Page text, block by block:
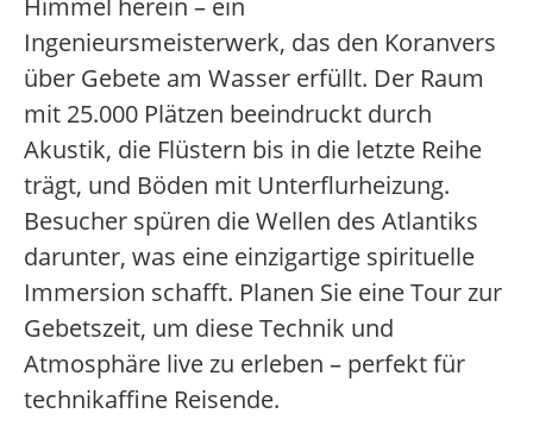
Himmel herein – ein
Ingenieursmeisterwerk, das den Koranvers
über Gebete am Wasser erfüllt. Der Raum
mit 25.000 Plätzen beeindruckt durch
Akustik, die Flüstern bis in die letzte Reihe
trägt, und Böden mit Unterflurheizung.
Besucher spüren die Wellen des Atlantiks
darunter, was eine einzigartige spirituelle
Immersion schafft. Planen Sie eine Tour zur
Gebetszeit, um diese Technik und
Atmosphäre live zu erleben – perfekt für
technikaffine Reisende.